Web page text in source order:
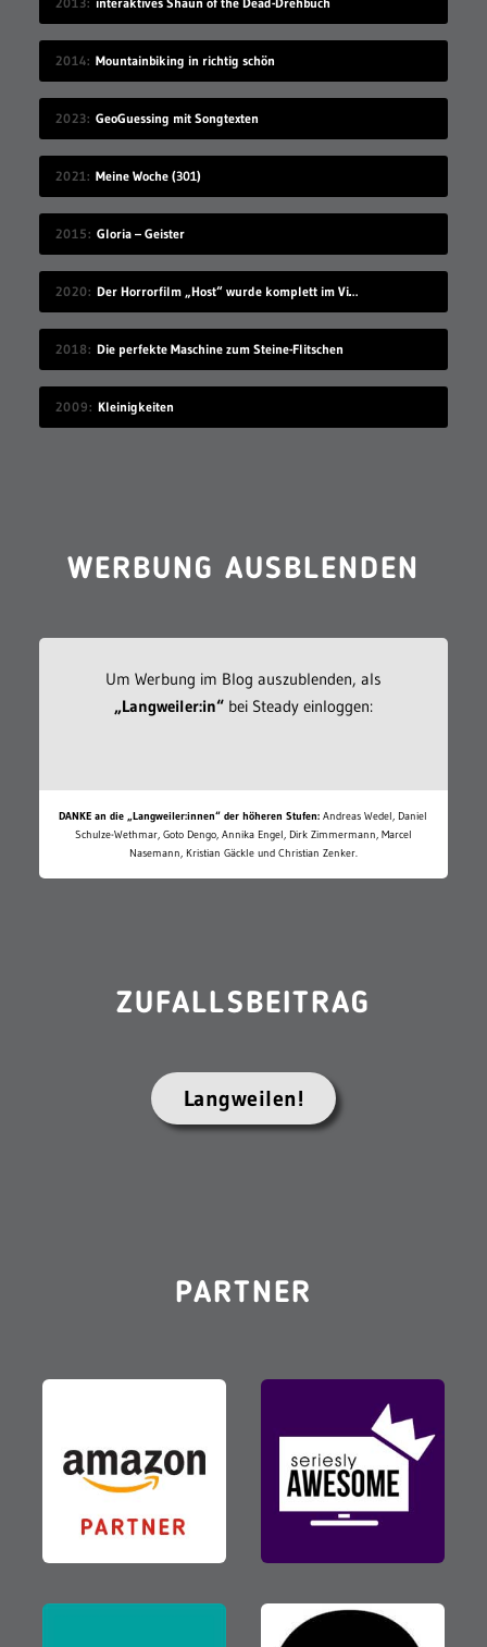
2014 Mountainbiking in richtig schön
2023 GeoGuessing mit Songtexten
2021 Meine Woche (301)
2015 Gloria – Geister
2020 Der Horrorfilm „Host“ wurde komplett im Videochat-Tool Zoom gedreht
2018 Die perfekte Maschine zum Steine-Flitschen
2009 Kleinigkeiten
WERBUNG AUSBLENDEN
Um Werbung im Blog auszublenden, als
„Langweiler:in“bei Steady einloggen:
DANKE an die „Langweiler:innen“ der höheren Stufen: Andreas Wedel, Daniel
Schulze-Wethmar, Goto Dengo, Annika Engel, Dirk Zimmermann, Marcel
Nasemann, Kristian Gäckle und Christian Zenker.
ZUFALLSBEITRAG
Langweilen!
PARTNER